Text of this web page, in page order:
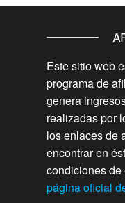
Este sitio web
programa de
genera
realizadas por
los enlaces de
encontrar en
condiciones de
página oficial